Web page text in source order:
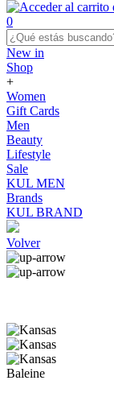
0
New in
Shop
+
Women
Gift Cards
Men
Beauty
Lifestyle
Sale
KUL MEN
Brands
KUL BRAND
Volver
Baleine